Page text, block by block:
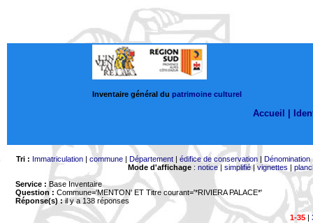
Inventaire général du patrimoine culturel
Accueil |
Tri : Immatriculation| commune| Département| édifice de conservation| Dénomination
Mode d'affichage: notice| simplifié|vignettes |
Service : Base Inventaire
Question : Commune='MENTON' ET Titre courant='*RIVIERA PALACE*'
Réponse(s) :il y a 138 réponses
1-35|